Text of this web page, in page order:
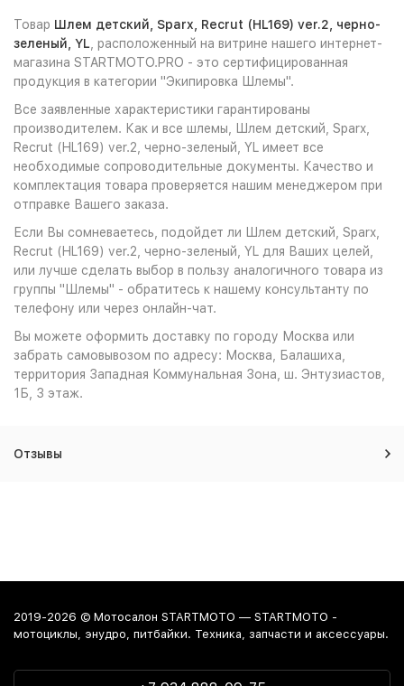
Товар Шлем детский, Sparx, Recrut (HL169) ver.2, черно-
зеленый, YL , расположенный на витрине нашего интернет-
магазина STARTMOTO.PRO - это сертифицированная
продукция в категории "Экипировка Шлемы".
Все заявленные характеристики гарантированы
производителем. Как и все шлемы, Шлем детский, Sparx,
Recrut (HL169) ver.2, черно-зеленый, YL имеет все
необходимые сопроводительные документы. Качество и
комплектация товара проверяется нашим менеджером при
отправке Вашего заказа.
Если Вы сомневаетесь, подойдет ли Шлем детский, Sparx,
Recrut (HL169) ver.2, черно-зеленый, YL для Ваших целей,
или лучше сделать выбор в пользу аналогичного товара из
группы "Шлемы" - обратитесь к нашему консультанту по
телефону или через онлайн-чат.
Вы можете оформить доставку по городу Москва или
забрать самовывозом по адресу: Москва, Балашиха,
территория Западная Коммунальная Зона, ш. Энтузиастов,
1Б, 3 этаж.
Отзывы
2019-2026 © Мотосалон STARTMOTO — STARTMOTO -
мотоциклы, энудро, питбайки. Техника, запчасти и аксессуары.